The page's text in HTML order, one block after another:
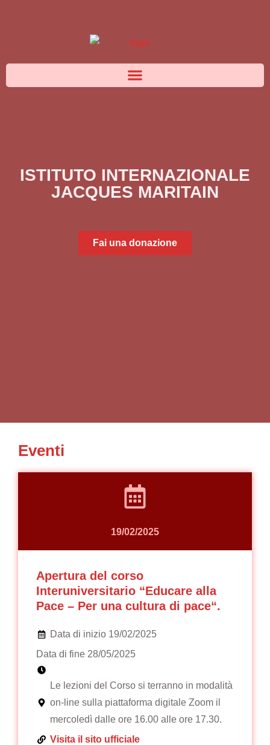
ISTITUTO INTERNAZIONALE
JACQUES MARITAIN
Fai una donazione
Eventi
19/02/2025
Apertura del corso
Interuniversitario “Educare alla
Pace – Per una cultura di pace“.
Data di inizio 19/02/2025
Data di fine 28/05/2025
Le lezioni del Corso si terranno in modalità
on-line sulla piattaforma digitale Zoom il
mercoledì dalle ore 16.00 alle ore 17.30.
Visita il sito ufficiale